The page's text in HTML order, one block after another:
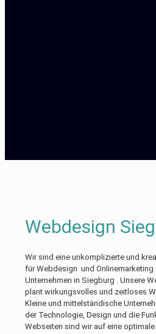
Webdesign
Wir sind eine unkomplizierte und
für Webdesign und Onlinemarketing
Unternehmen in Siegburg . Unsere
plant wirkungsvolles und zeitloses
Kleine und mittelständische
der Technologie, Design und die
Webseiten sind wir auf eine optimale